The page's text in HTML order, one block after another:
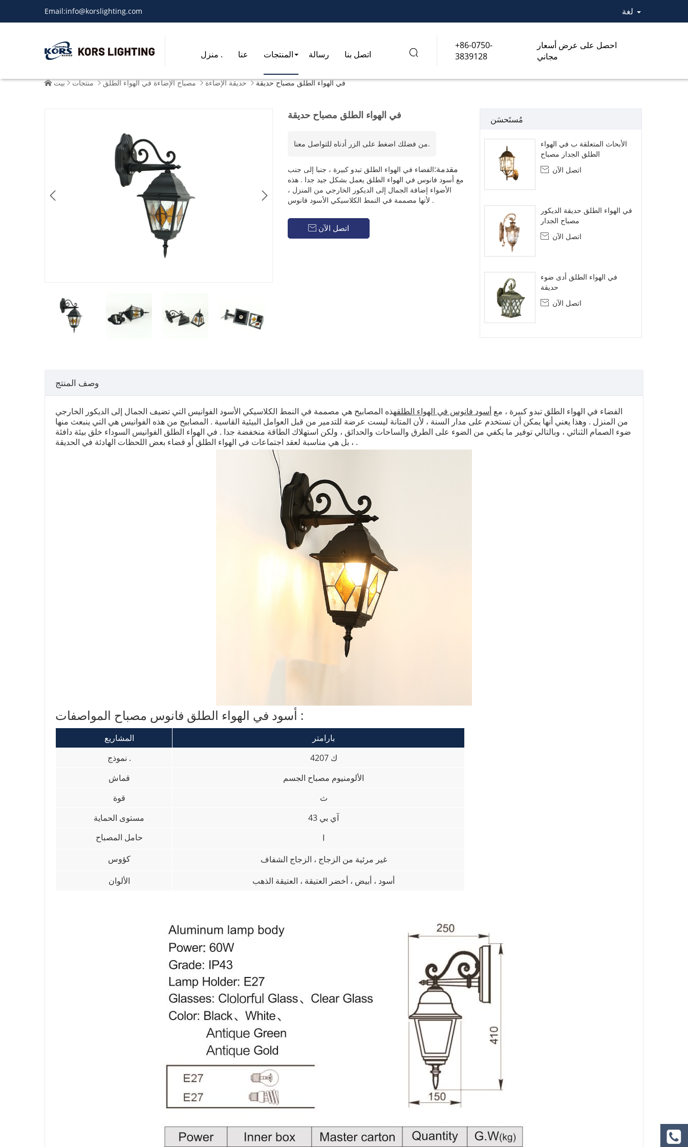
Email:info@korslighting.com لغة
منزل . عنا المنتجات رسالة اتصل بنا 
+86-0750-
3839128
احصل على عرض أسعار
مجاني
 بيت  منتجات  مصباح الإضاءة في الهواء الطلق  حديقة الإضاءة  في الهواء الطلق مصباح حديقة
مُستَحسَن
الأبحاث المتعلقة ب في الهواء
الطلق الجدار مصباح
 اتصل الآن
في الهواء الطلق حديقة الديكور
مصباح الجدار
 اتصل الآن
في الهواء الطلق أدى ضوء
حديقة
 اتصل الآن
 
في الهواء الطلق مصباح حديقة
من فضلك اضغط على الزر أدناه للتواصل معنا.
مقدمة:الفضاء في الهواء الطلق تبدو كبيرة ، جنبا إلى جنب
مع أسود فانوس في الهواء الطلق يعمل بشكل جيد جدا . هذه
الأضواء إضافة الجمال إلى الديكور الخارجي من المنزل ،
لأنها مصممة في النمط الكلاسيكي الأسود فانوس .
 اتصل الآن
وصف المنتج
الفضاء في الهواء الطلق تبدو كبيرة ، مع أسود فانوس في الهواء الطلقهذه المصابيح هي مصممة في النمط الكلاسيكي الأسود الفوانيس التي تضيف الجمال إلى الديكور الخارجي
من المنزل . وهذا يعني أنها يمكن أن تستخدم على مدار السنة ، لأن المتانة ليست عرضة للتدمير من قبل العوامل البيئية القاسية . المصابيح من هذه الفوانيس هي التي ينبعث منها
ضوء الصمام الثنائي ، وبالتالي توفير ما يكفي من الضوء على الطرق والساحات والحدائق ، ولكن استهلاك الطاقة منخفضة جدا . في الهواء الطلق الفوانيس السوداء خلق بيئة دافئة
، بل هي مناسبة لعقد اجتماعات في الهواء الطلق أو قضاء بعض اللحظات الهادئة في الحديقة .
أسود في الهواء الطلق فانوس مصباح المواصفات :
المشاريع
بارامتر
نموذج .
ك 4207
قماش
الألومنيوم مصباح الجسم
قوة
ث
مستوى الحماية
آي بي 43
حامل المصباح
ا
كؤوس
غير مرئية من الزجاج ، الزجاج الشفاف
الألوان
أسود ، أبيض ، أخضر العتيقة ، العتيقة الذهب